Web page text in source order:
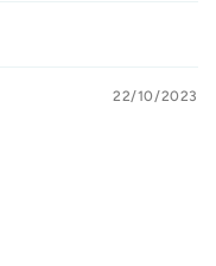
22/10/2023